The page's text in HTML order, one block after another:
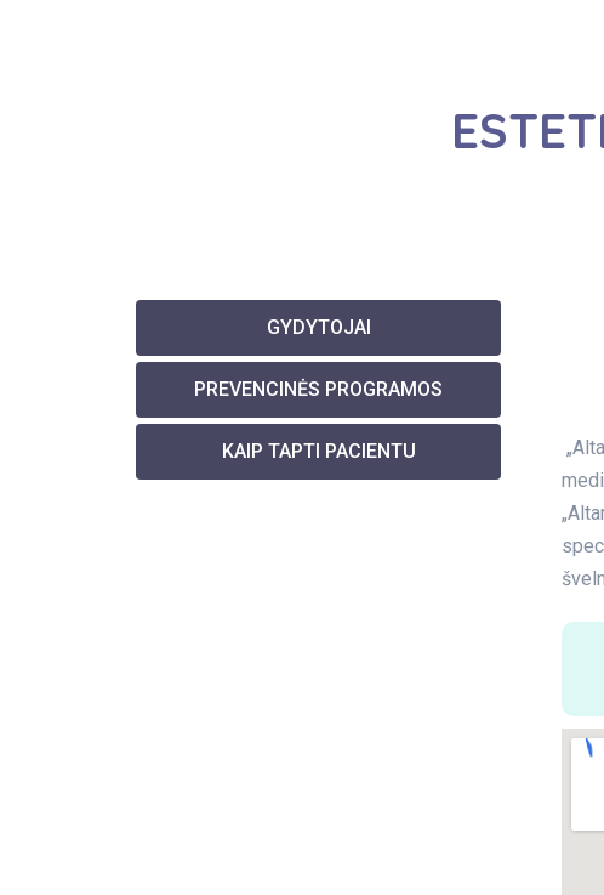
GYDYTOJAI
PREVENCINĖS PROGRAMOS
KAIP TAPTI PACIENTU